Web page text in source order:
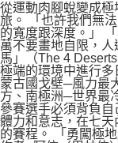
從運動肉腳蛻變成
旅。 「也許我們無
的寬度跟深度。」
萬不要畫地自限，
馬」（The 4
極端的環境中進行多
蒙古國戈壁─風力最
方、南極洲─世界最
參賽選手必須背負
體力和意志，在七天
的賽程。 「勇闖極